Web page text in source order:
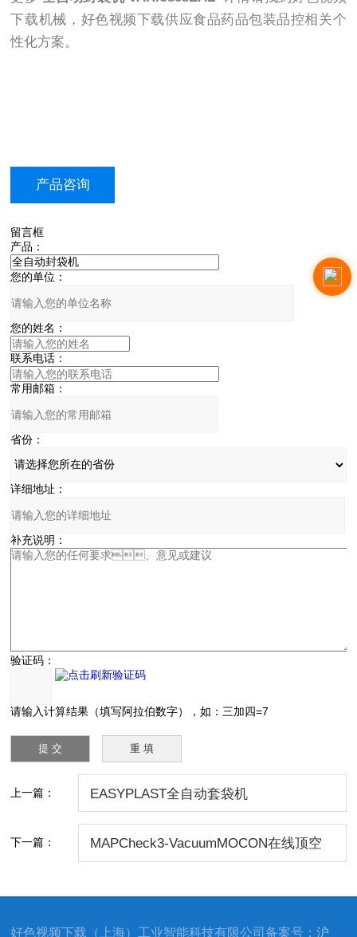
下载机械，好色视频下载供应食品药品包装品控相关个
性化方案。
产品咨询
留言框
产品：
您的单位：
您的姓名：
联系电话：
常用邮箱：
省份：
详细地址：
补充说明：
验证码：
请输入计算结果（填写阿拉伯数字），如：三加四=7
上一篇： EASYPLAST全自动套袋机
下一篇： MAPCheck3-VacuumMOCON在线顶空
好色视频下载（上海）工业智能科技有限公司备案号：沪